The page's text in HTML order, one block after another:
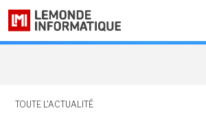
TOUTE L'ACTUALITÉ